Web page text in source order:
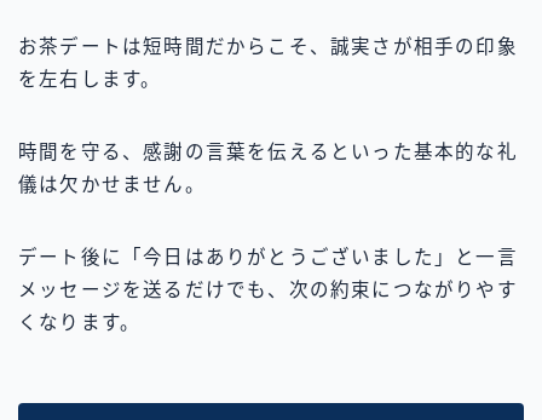
お茶デートは短時間だからこそ、誠実さが相手の印象
を左右します。
時間を守る、感謝の言葉を伝えるといった基本的な礼
儀は欠かせません。
デート後に「今日はありがとうございました」と一言
メッセージを送るだけでも、次の約束につながりやす
くなります。